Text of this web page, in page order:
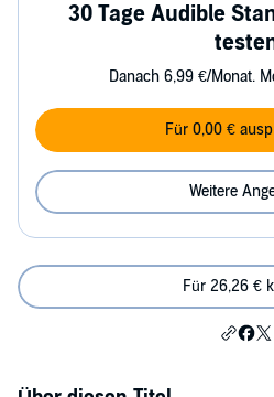
30 Tage Audible
Danach 6,99 €/Monat.
Für 0,00 €
Weitere
Für 26,26 €